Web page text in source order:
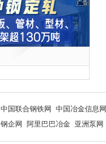
中国联合钢铁网 中国冶金信息网
钢企网 阿里巴巴冶金 亚洲泵网